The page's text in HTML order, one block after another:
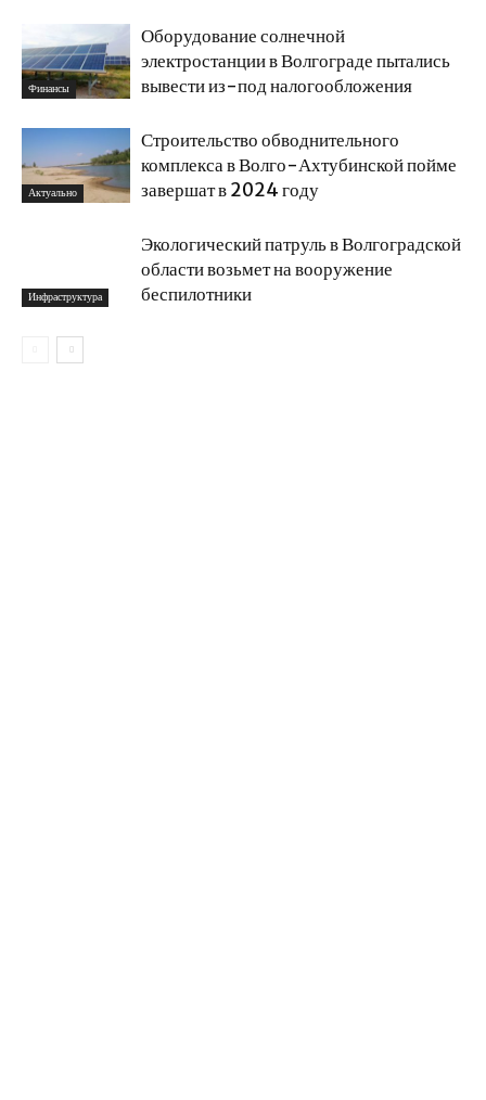
Финансы
Оборудование солнечной
электростанции в Волгограде пытались
вывести из-под налогообложения
Актуально
Строительство обводнительного
комплекса в Волго-Ахтубинской пойме
завершат в 2024 году
Инфраструктура
Экологический патруль в Волгоградской
области возьмет на вооружение
беспилотники